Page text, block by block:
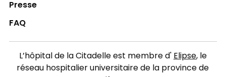
Presse
FAQ
L’hôpital de la Citadelle est membre d'Elipse, le
réseau hospitalier universitaire de la province de